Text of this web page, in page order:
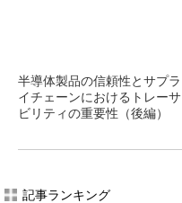
半導体製品の信頼性とサプラ
イチェーンにおけるトレーサ
ビリティの重要性（後編）
記事ランキング